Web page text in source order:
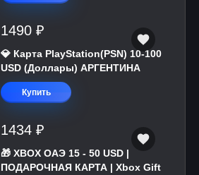
1490 ₽
💎 Карта PlayStation(PSN) 10-100
USD (Доллары) АРГЕНТИНА
Купить
1434 ₽
🎁 XBOX ОАЭ 15 - 50 USD |
ПОДАРОЧНАЯ КАРТА | Xbox Gift